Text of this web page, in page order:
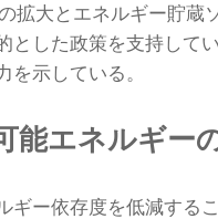
拡大とエネルギー貯蔵
とした政策を支持して
示している。
能エネルギー
ギー依存度を低減する